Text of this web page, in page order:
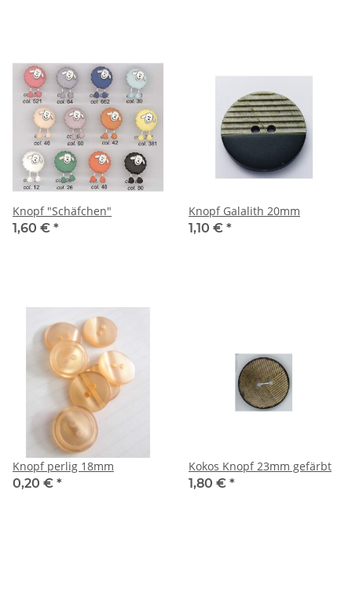
Knopf "Schäfchen"
1,60 € *
Knopf Galalith 20mm
1,10 € *
Knopf perlig 18mm
0,20 € *
Kokos Knopf 23mm gefärbt
1,80 € *